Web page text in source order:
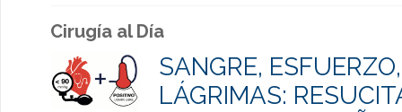
Cirugía al Día
SANGRE,
LÁGRIMAS: